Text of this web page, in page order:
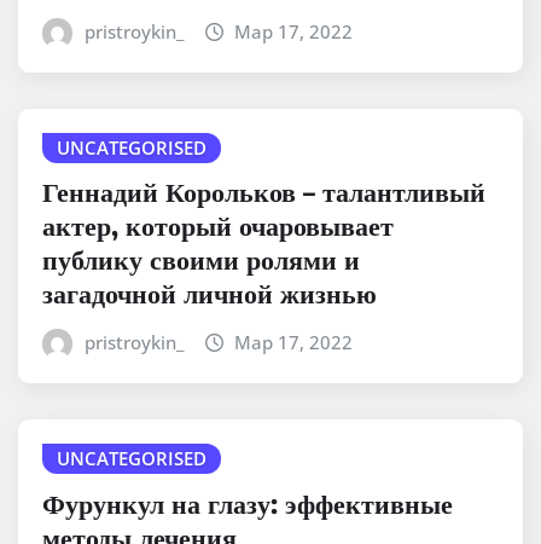
pristroykin_ Мар 17, 2022
UNCATEGORISED
Геннадий Корольков – талантливый
актер, который очаровывает
публику своими ролями и
загадочной личной жизнью
pristroykin_ Мар 17, 2022
UNCATEGORISED
Фурункул на глазу: эффективные
методы лечения